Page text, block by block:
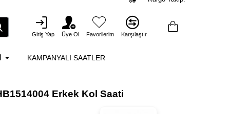
Giriş Yap Üye Ol Favorilerim Karşılaştır
KAMPANYALI SAATLER
Erkek Kol Saati